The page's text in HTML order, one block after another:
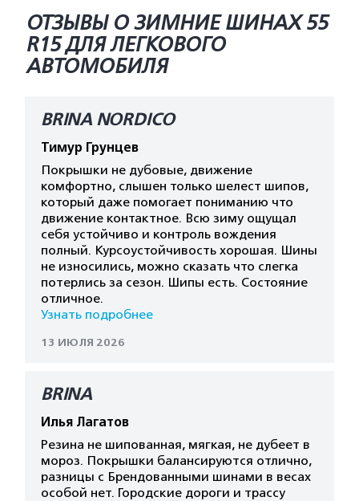
ОТЗЫВЫ О ЗИМНИЕ ШИНАХ 55
R15 ДЛЯ ЛЕГКОВОГО
АВТОМОБИЛЯ
BRINA NORDICO
Тимур Грунцев
Покрышки не дубовые, движение
комфортно, слышен только шелест шипов,
который даже помогает пониманию что
движение контактное. Всю зиму ощущал
себя устойчиво и контроль вождения
полный. Курсоустойчивость хорошая. Шины
не износились, можно сказать что слегка
потерлись за сезон. Шипы есть. Состояние
отличное.
Узнать подробнее
13 ИЮЛЯ 2026
BRINA
Илья Лагатов
Резина не шипованная, мягкая, не дубеет в
мороз. Покрышки балансируются отлично,
разницы с Брендованными шинами в весах
особой нет. Городские дороги и трассу